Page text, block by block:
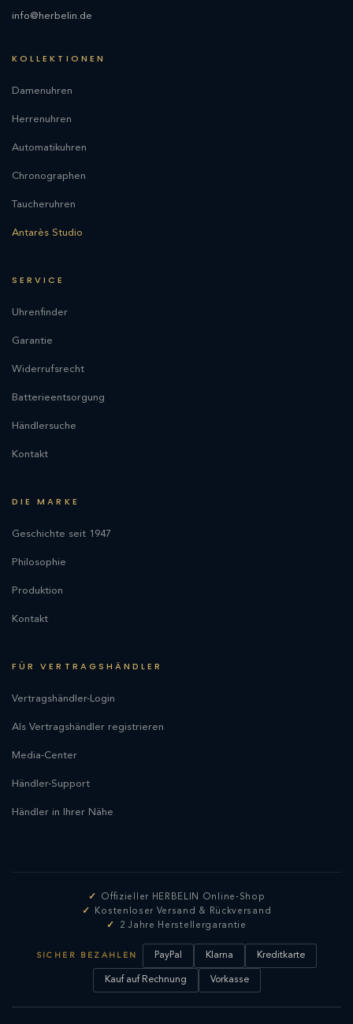
info@herbelin.de
KOLLEKTIONEN
Damenuhren
Herrenuhren
Automatikuhren
Chronographen
Taucheruhren
Antarès Studio
SERVICE
Uhrenfinder
Garantie
Widerrufsrecht
Batterieentsorgung
Händlersuche
Kontakt
DIE MARKE
Geschichte seit 1947
Philosophie
Produktion
Kontakt
FÜR VERTRAGSHÄNDLER
Vertragshändler-Login
Als Vertragshändler registrieren
Media-Center
Händler-Support
Händler in Ihrer Nähe
Offizieller HERBELIN Online-Shop
Kostenloser Versand & Rückversand
2 Jahre Herstellergarantie
SICHER BEZAHLEN PayPal Klarna Kreditkarte
Kauf auf Rechnung Vorkasse